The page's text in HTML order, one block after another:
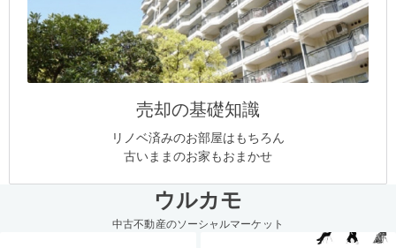
売却の基礎知識
リノベ済みのお部屋はもちろん
古いままのお家もおまかせ
ウルカモ
中古不動産のソーシャルマーケット